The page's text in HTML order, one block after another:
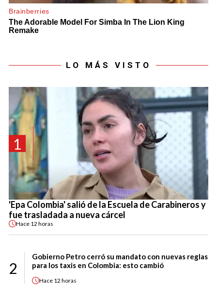
LO MÁS VISTO
1
'Epa Colombia' salió de la Escuela de Carabineros y
fue trasladada a nueva cárcel
Hace 12 horas
2
Gobierno Petro cerró su mandato con nuevas reglas
para los taxis en Colombia: esto cambió
Hace 12 horas